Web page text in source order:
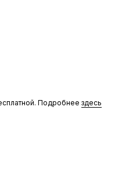
Подробнее здесь